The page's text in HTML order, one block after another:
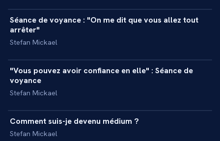
REPORTAGE +
Séance de voyance : "On me dit que vous allez tout
arrêter"
Stefan Mickael
REPORTAGE
"Vous pouvez avoir confiance en elle" : Séance de
voyance
Stefan Mickael
INTERVIEW
Comment suis-je devenu médium ?
Stefan Mickael